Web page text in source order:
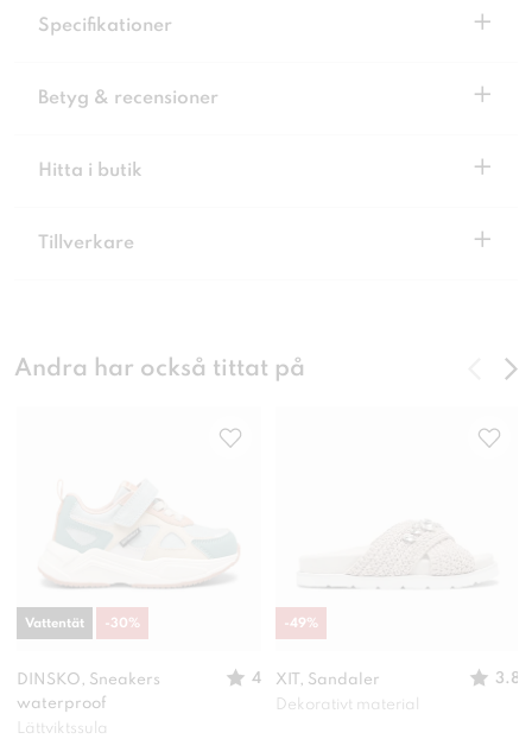
Specifikationer +
Betyg & recensioner +
Hitta i butik +
Tillverkare +
Andra har också tittat på
DINSKO, Sneakers
waterproof
4
Lättviktssula
Vattentät -30%
XIT, Sandaler
3.8
Dekorativt material
-49%